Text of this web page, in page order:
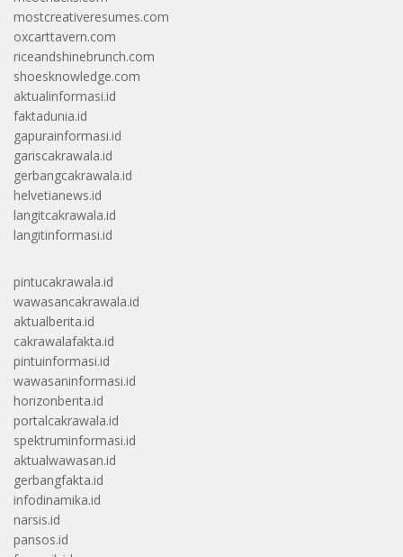
mostcreativeresumes.com
oxcarttavern.com
riceandshinebrunch.com
shoesknowledge.com
aktualinformasi.id
faktadunia.id
gapurainformasi.id
gariscakrawala.id
gerbangcakrawala.id
helvetianews.id
langitcakrawala.id
langitinformasi.id
pintucakrawala.id
wawasancakrawala.id
aktualberita.id
cakrawalafakta.id
pintuinformasi.id
wawasaninformasi.id
horizonberita.id
portalcakrawala.id
spektruminformasi.id
aktualwawasan.id
gerbangfakta.id
infodinamika.id
narsis.id
pansos.id